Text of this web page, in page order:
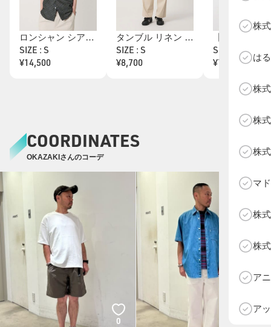
株
は
株
株
株
マ
株
株
ア
ア
ロンシャン シアサッカー キャンプカラー シャツ GRANDE型
SIZE : S
¥14,500
タンブル リネン スラックス NO.9
SIZE : S
¥8,700
SIZE : M
¥7,200
COORDINATES
OKAZAKIさんのコーデ
0